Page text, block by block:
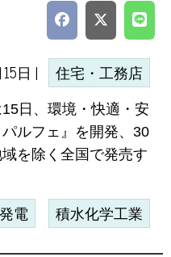
日 | 住宅・工務店
日、環境・快適・安
ルフェ』を開発、30
を除く全国で発売す
電 積水化学工業